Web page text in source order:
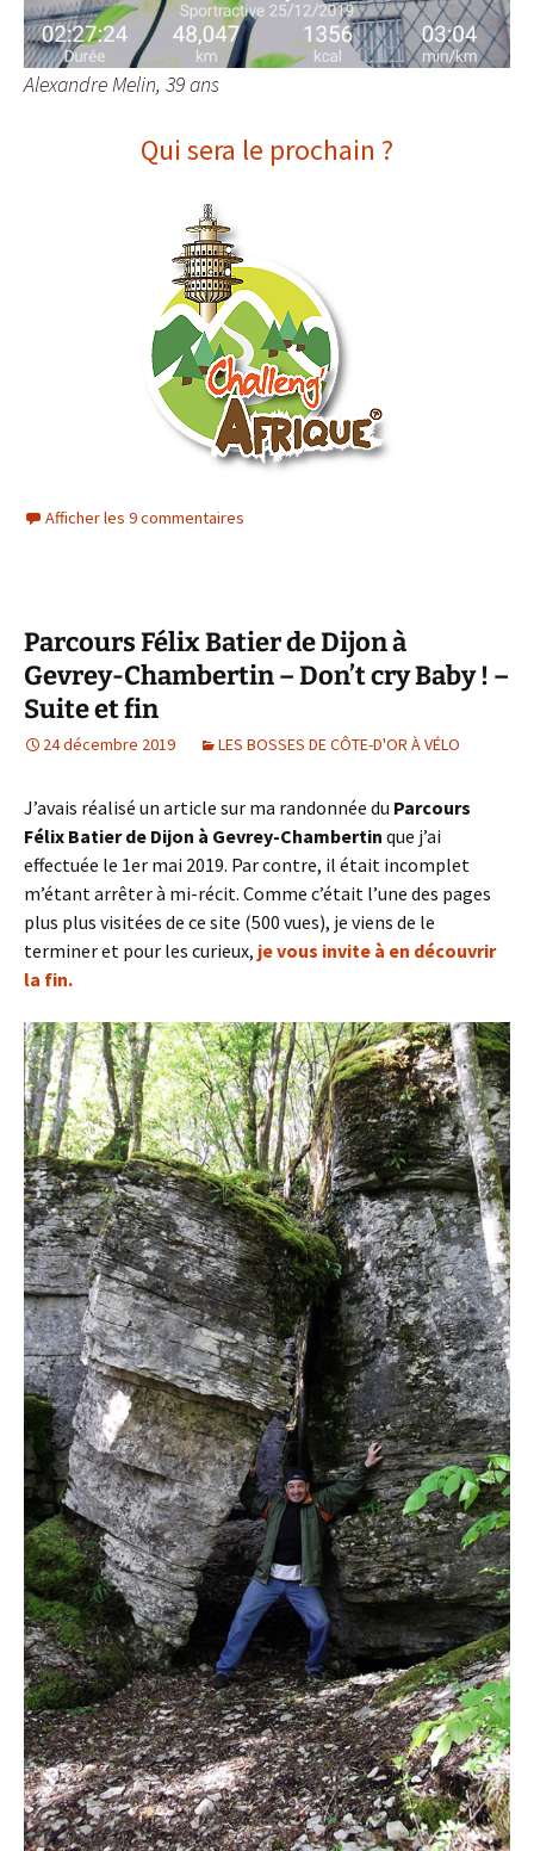
Alexandre Melin, 39 ans
Qui sera le prochain ?
Afficher les 9 commentaires
Parcours Félix Batier de Dijon à
Gevrey-Chambertin – Don’t cry Baby ! –
Suite et fin
24 décembre 2019 LES BOSSES DE CÔTE-D'OR À VÉLO
J’avais réalisé un article sur ma randonnée du Parcours
Félix Batier de Dijon à Gevrey-Chambertin que j’ai
effectuée le 1er mai 2019. Par contre, il était incomplet
m’étant arrêter à mi-récit. Comme c’était l’une des pages
plus plus visitées de ce site (500 vues), je viens de le
terminer et pour les curieux, je vous invite à en découvrir
la fin.